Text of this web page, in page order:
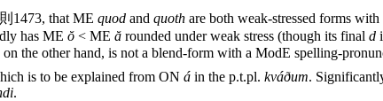
1473, that ME quod and quoth are both weak-stressed forms
has ME ŏ < ME ă rounded under weak stress (though its final d
on the other hand, is not a blend-form with a ModE spelling-
is to be explained from ON á in the p.t.pl. kváðum.
.